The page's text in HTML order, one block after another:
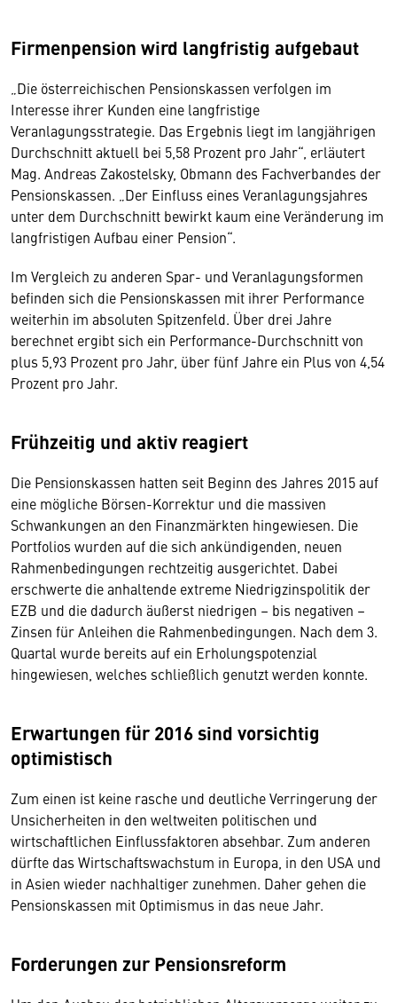
Firmenpension wird langfristig aufgebaut
„Die österreichischen Pensionskassen verfolgen im
Interesse ihrer Kunden eine langfristige
Veranlagungsstrategie. Das Ergebnis liegt im langjährigen
Durchschnitt aktuell bei 5,58 Prozent pro Jahr“, erläutert
Mag. Andreas Zakostelsky, Obmann des Fachverbandes der
Pensionskassen. „Der Einfluss eines Veranlagungsjahres
unter dem Durchschnitt bewirkt kaum eine Veränderung im
langfristigen Aufbau einer Pension“.
Im Vergleich zu anderen Spar- und Veranlagungsformen
befinden sich die Pensionskassen mit ihrer Performance
weiterhin im absoluten Spitzenfeld. Über drei Jahre
berechnet ergibt sich ein Performance-Durchschnitt von
plus 5,93 Prozent pro Jahr, über fünf Jahre ein Plus von 4,54
Prozent pro Jahr.
Frühzeitig und aktiv reagiert
Die Pensionskassen hatten seit Beginn des Jahres 2015 auf
eine mögliche Börsen-Korrektur und die massiven
Schwankungen an den Finanzmärkten hingewiesen. Die
Portfolios wurden auf die sich ankündigenden, neuen
Rahmenbedingungen rechtzeitig ausgerichtet. Dabei
erschwerte die anhaltende extreme Niedrigzinspolitik der
EZB und die dadurch äußerst niedrigen – bis negativen –
Zinsen für Anleihen die Rahmenbedingungen. Nach dem 3.
Quartal wurde bereits auf ein Erholungspotenzial
hingewiesen, welches schließlich genutzt werden konnte.
Erwartungen für 2016 sind vorsichtig
optimistisch
Zum einen ist keine rasche und deutliche Verringerung der
Unsicherheiten in den weltweiten politischen und
wirtschaftlichen Einflussfaktoren absehbar. Zum anderen
dürfte das Wirtschaftswachstum in Europa, in den USA und
in Asien wieder nachhaltiger zunehmen. Daher gehen die
Pensionskassen mit Optimismus in das neue Jahr.
Forderungen zur Pensionsreform